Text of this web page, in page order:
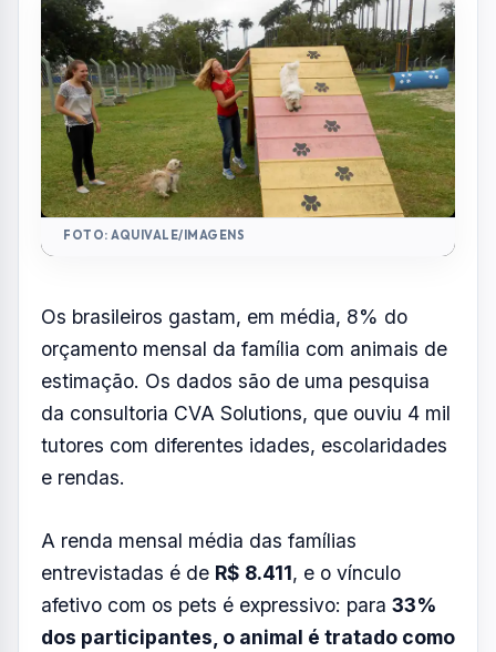
estimação. Os dados são de uma pesquisa
da consultoria CVA Solutions, que ouviu 4 mil
tutores com diferentes idades, escolaridades
e rendas.
A renda mensal média das famílias
entrevistadas é deR$ 8.411
, e o vínculo
afetivo com os pets é expressivo: para
um filho, enquanto 28% afirmam que ele faz
parte da família, ainda que não ocupe esse
papel.
O maior gasto é com ração, que representa
R$ 202 mensais para donos de cães e R$
aparecem banho e tosa, com custo médio de
R$ 174 exclusivamente para cães, e planos
de saúde animal, que custam R$ 135 para
cachorros e R$ 125 para gatos. Apesar disso,